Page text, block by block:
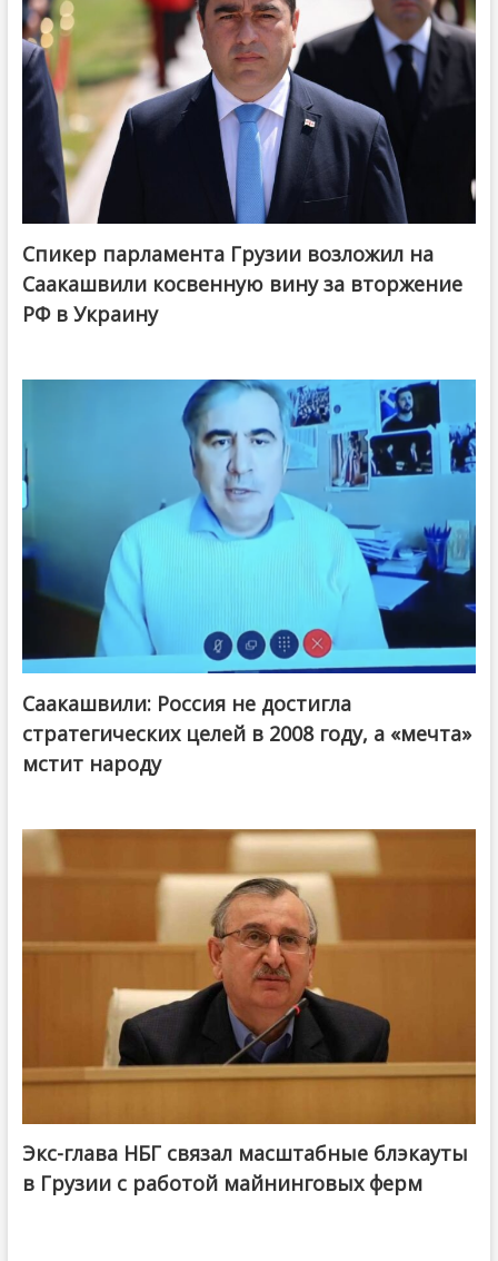
Спикер парламента Грузии возложил на
Саакашвили косвенную вину за вторжение
РФ в Украину
Саакашвили: Россия не достигла
стратегических целей в 2008 году, а «мечта»
мстит народу
Экс-глава НБГ связал масштабные блэкауты
в Грузии с работой майнинговых ферм